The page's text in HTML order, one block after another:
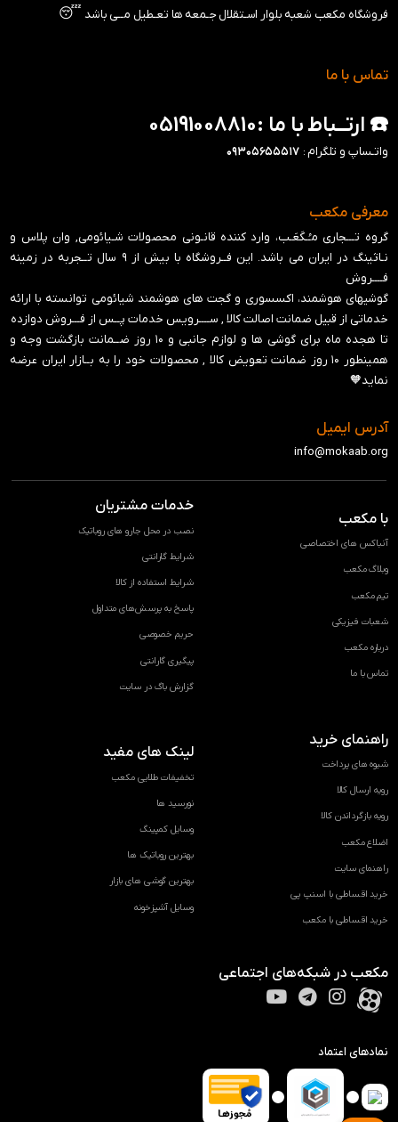
فروشگاه مکعب شعبه بلوار اسـتقلال جـمعه ها تعـطیل مــی باشد
😴
تماس با ما
☎️ ارتــباط با ما :05191008810
واتـساپ و تلگرام : ۰۹۳۰۵۶۵۵۵۱۷
معرفی مکعب
گروه تـــجاری مـُـکَعَـب، وارد کننده قانـونی محصولات شـیائومی, وان پلاس و
نـاثینگ در ایران می باشد. این فــروشگاه با بیش از ۹ سال تــجربه در زمینه
فــــروش
گوشیهای هوشمند، اکسسوری و گجت های هوشمند شیائومی توانسته با ارائه
خدماتی از قبیل ضمانت اصالت کالا , ســــرویس خدمات پــس از فـــروش دوازده
تا هجده ماه برای گوشی ها و لوازم جانبی و ‍۱۰ روز ضــمانت بازگشت وجه و
همینطور ۱۰ روز ضمانت تعویض کالا , محصولات خود را به بــازار ایران عرضه
نماید🧡
آدرس ایمیل
info@mokaab.org
با مکعب
آنباکس های اختصاصی
وبلاگ مکعب
تیم مکعب
شعبات فیزیکی
درباره مکعب
تماس با ما
خدمات مشتریان
نصب در محل جارو های روباتیک
شرایط گارانتی
شرایط استفاده از کالا
پاسخ به پرسش‌های متداول
حریم خصوصی
پیگیری گارانتی
گزارش باگ در سایت
راهنمای خرید
شیوه های پرداخت
رویه ارسال کالا
رویه بازگرداندن کالا
اضلاع مکعب
راهنمای سایت
خرید اقساطی با اسنپ پی
خرید اقساطی با مکعب
لینک های مفید
تخفیفات طلایی مکعب
نورسید ها
وسایل کمپینگ
بهترین روباتیک ها
بهترین گوشی های بازار
وسایل آشپزخونه
مکعب در شبکه‌های اجتماعی
نمادهای اعتماد